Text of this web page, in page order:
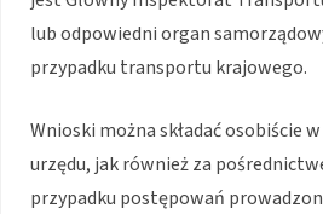
lub odpowiedni organ
przypadku transportu krajowego.
Wnioski można składać osobiście
urzędu, jak również za
przypadku postępowań